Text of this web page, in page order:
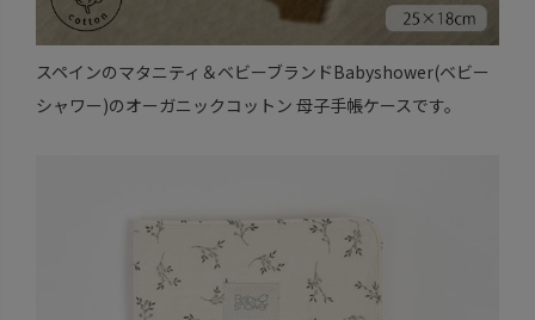
スペインのマタニティ＆ベビーブランドBabyshower(ベビー
シャワー)のオーガニックコットン 母子手帳ケースです。